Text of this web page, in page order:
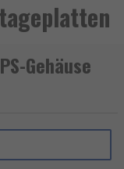
Gehäuse